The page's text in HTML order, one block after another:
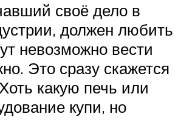
своё дело в
должен любить
невозможно вести
Это сразу скажется
какую печь или
купи, но